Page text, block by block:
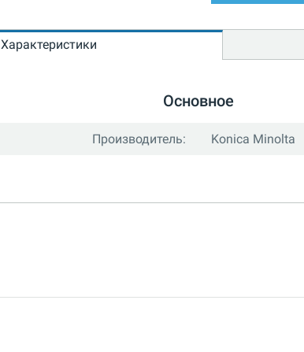
Характеристики
Основное
Производитель: Konica Minolta